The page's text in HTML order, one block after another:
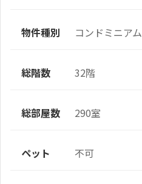
物件種別 コンドミニアム
総階数 32階
総部屋数 290室
ペット 不可